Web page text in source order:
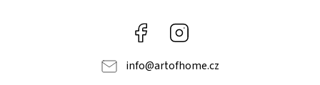
Facebook
info@artofhome.cz